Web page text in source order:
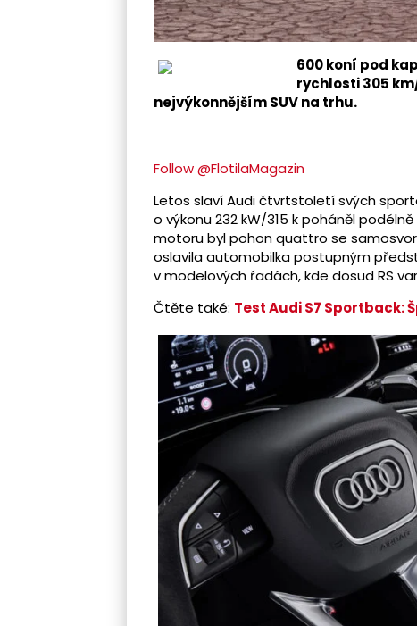
600 koní pod
rychlosti 305
nejvýkonnějším SUV na trhu.
Follow @FlotilaMagazin
Letos slaví Audi čtvrtstoletí svých
o výkonu 232 kW/315 k poháněl
motoru byl pohon quattro se
oslavila automobilka postupným
v modelových řadách, kde dosud RS
Čtěte také: Test Audi S7 Sportback: